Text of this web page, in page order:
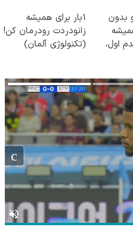
بدون
اول،
1بار برای همیشه
زانودردت رودرمان کن!
(تکنولوژی آلمان)